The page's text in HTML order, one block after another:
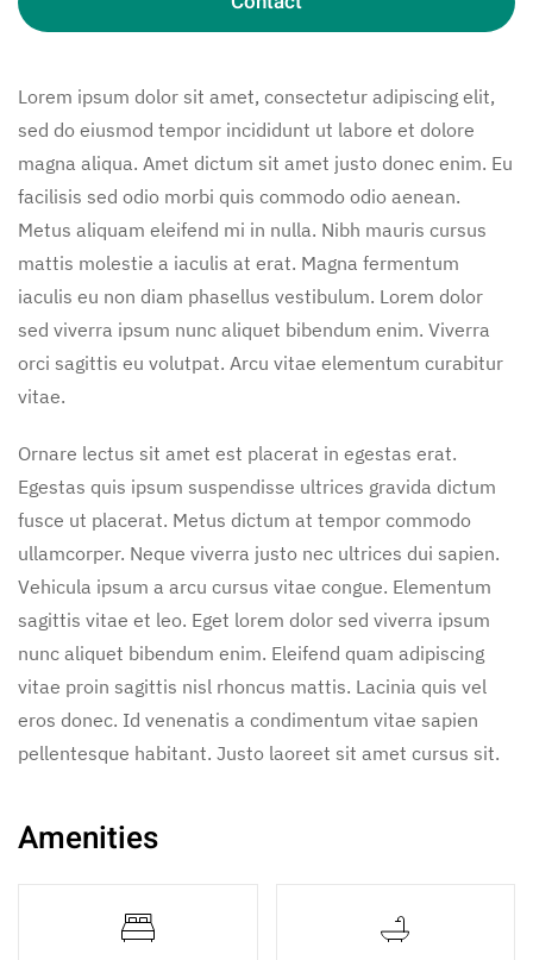
Lorem ipsum dolor sit amet, consectetur adipiscing elit,
sed do eiusmod tempor incididunt ut labore et dolore
magna aliqua. Amet dictum sit amet justo donec enim. Eu
facilisis sed odio morbi quis commodo odio aenean.
Metus aliquam eleifend mi in nulla. Nibh mauris cursus
mattis molestie a iaculis at erat. Magna fermentum
iaculis eu non diam phasellus vestibulum. Lorem dolor
sed viverra ipsum nunc aliquet bibendum enim. Viverra
orci sagittis eu volutpat. Arcu vitae elementum curabitur
vitae.
Ornare lectus sit amet est placerat in egestas erat.
Egestas quis ipsum suspendisse ultrices gravida dictum
fusce ut placerat. Metus dictum at tempor commodo
ullamcorper. Neque viverra justo nec ultrices dui sapien.
Vehicula ipsum a arcu cursus vitae congue. Elementum
sagittis vitae et leo. Eget lorem dolor sed viverra ipsum
nunc aliquet bibendum enim. Eleifend quam adipiscing
vitae proin sagittis nisl rhoncus mattis. Lacinia quis vel
eros donec. Id venenatis a condimentum vitae sapien
pellentesque habitant. Justo laoreet sit amet cursus sit.
Amenities